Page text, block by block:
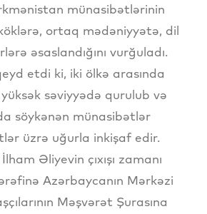
münasibətlərinin
ortaq mədəniyyətə, dil
əsaslandığını vurğuladı.
etdi ki, iki ölkə arasında
səviyyədə qurulub və
söykənən münasibətlər
üzrə uğurla inkişaf edir.
Əliyevin çıxışı zamanı
Azərbaycanın Mərkəzi
Məşvərət Şurasına